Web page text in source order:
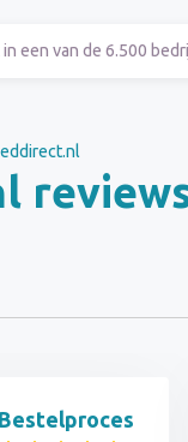
Bestelproces